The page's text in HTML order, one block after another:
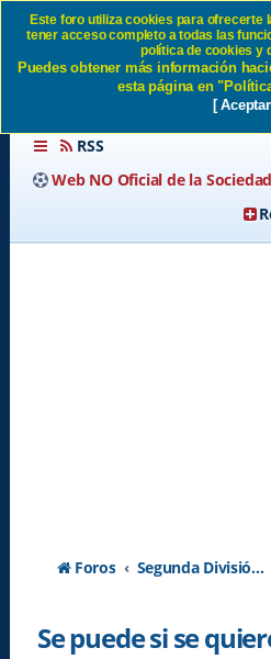
Se puede si
RSS
Web NO Oficial de la
Foros Segunda División A - Temporada 2026-2027
Se puede si se
Este foro utiliza cookies para ofrecerte
tener acceso completo a todas las
política de cookies y
Puedes obtener más información
esta página en
[